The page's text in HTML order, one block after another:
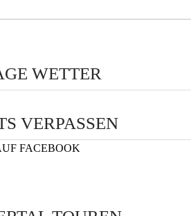
WETTER
VERPASSEN
FACEBOOK